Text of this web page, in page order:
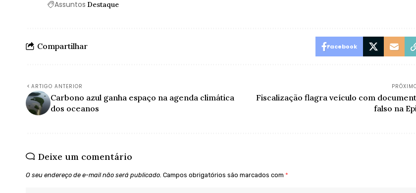
Assuntos Destaque
Compartilhar Facebook
ARTIGO ANTERIOR
Carbono azul ganha espaço na agenda climática
dos oceanos
Fiscalização flagra veículo com
falso na
Deixe um comentário
O seu endereço de e-mail não será publicado. Campos obrigatórios são marcados com *